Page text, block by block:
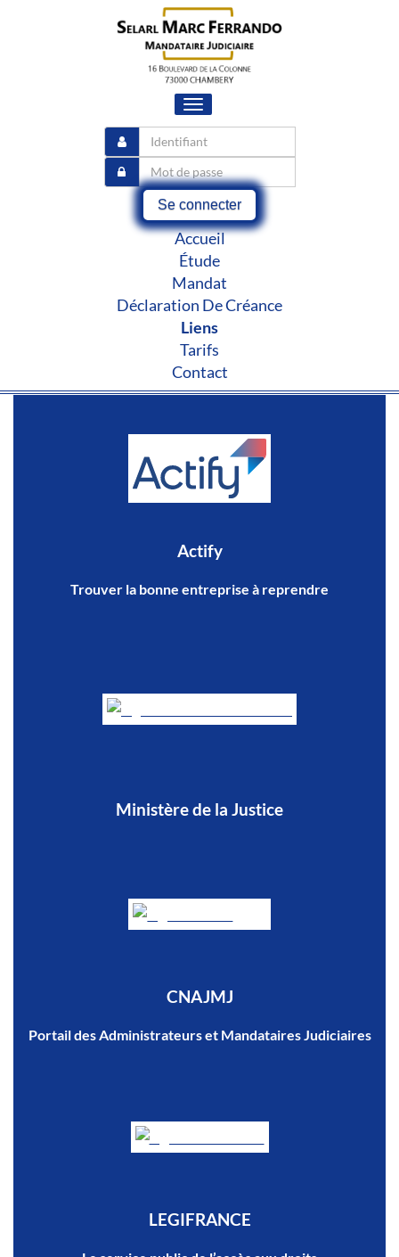
Toggle
navigation
Se connecter
Accueil
Étude
Mandat
Déclaration De Créance
Liens
Tarifs
Contact
Actify
Trouver la bonne entreprise à reprendre
Ministère de la Justice
CNAJMJ
Portail des Administrateurs et Mandataires Judiciaires
LEGIFRANCE